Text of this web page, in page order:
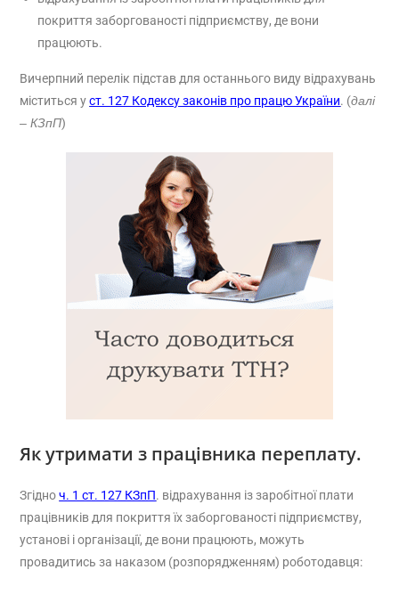
покриття заборгованості підприємству, де вони
працюють.
Вичерпний перелік підстав для останнього виду відрахувань
міститься уст. 127 Кодексу законів про працю України. (далі
– КЗпП)
Як утримати з працівника переплату.
Згідноч. 1 ст. 127 КЗпП. відрахування із заробітної плати
працівників для покриття їх заборгованості підприємству,
установі і організації, де вони працюють, можуть
провадитись за наказом (розпорядженням) роботодавця: